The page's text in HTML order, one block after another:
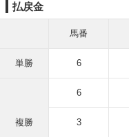
払戻金
馬番
単勝 6
複勝
6
3